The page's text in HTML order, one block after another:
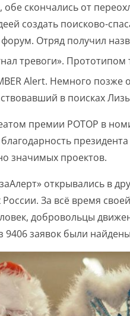
скончались от
создать поисково-
Отряд получил
тревоги». Прототипом
Alert. Немного позже
в поисках
премии РОТОР в
значимых проектов.
открывались в
России. За всё время
добровольцы
9406 заявок были